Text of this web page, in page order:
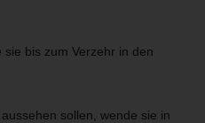
bis zum Verzehr in den
sollen, wende sie in